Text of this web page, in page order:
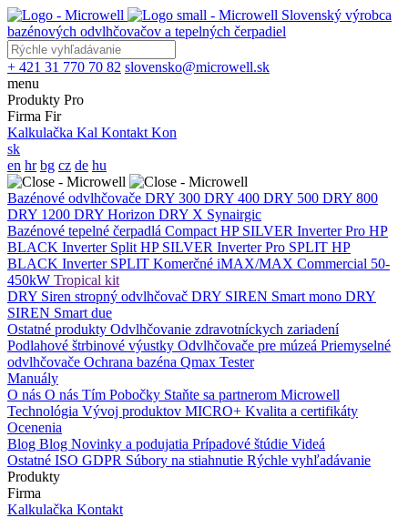
Slovenský výrobca
bazénových odvlhčovačov a tepelných čerpadiel
+ 421 31 770 70 82 slovensko@microwell.sk
menu
Produkty Pro
Firma Fir
Kalkulačka Kal Kontakt Kon
sk
en hr bg cz de hu
Bazénové odvlhčovače DRY 300 DRY 400 DRY 500 DRY 800
DRY 1200 DRY Horizon DRY X Synairgic
Bazénové tepelné čerpadlá Compact HP SILVER Inverter Pro HP
BLACK Inverter Split HP SILVER Inverter Pro SPLIT HP
BLACK Inverter SPLIT Komerčné iMAX/MAX Commercial 50-
450kW Tropical kit
DRY Siren stropný odvlhčovač DRY SIREN Smart mono DRY
SIREN Smart due
Ostatné produkty Odvlhčovanie zdravotníckych zariadení
Podlahové štrbinové výustky Odvlhčovače pre múzeá Priemyselné
odvlhčovače Ochrana bazéna Qmax Tester
Manuály
O nás O nás Tím Pobočky Staňte sa partnerom Microwell
Technológia Vývoj produktov MICRO+ Kvalita a certifikáty
Ocenenia
Blog Blog Novinky a podujatia Prípadové štúdie Videá
Ostatné ISO GDPR Súbory na stiahnutie Rýchle vyhľadávanie
Produkty
Firma
Kalkulačka Kontakt